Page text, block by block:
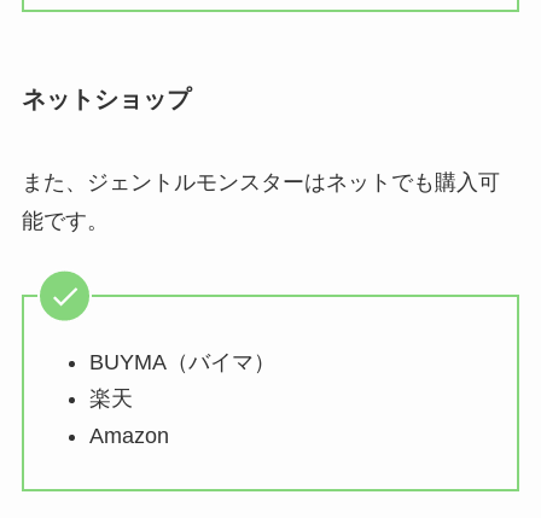
ネットショップ
また、ジェントルモンスターはネットでも購入可
能です。
BUYMA（バイマ）
楽天
Amazon